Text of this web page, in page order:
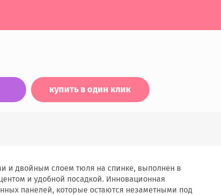
купить в один клик
и двойным слоем тюля на спинке, выполнен в
и удобной посадкой. Инновационная
панелей, которые остаются незаметными под